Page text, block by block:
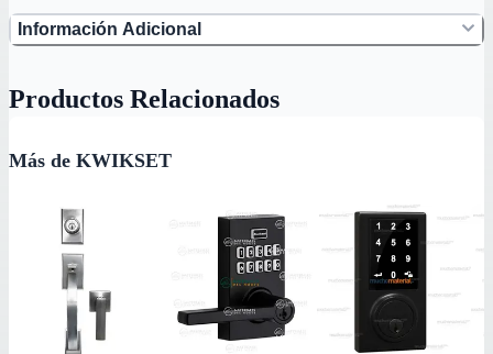
Información Adicional
Productos Relacionados
Más de KWIKSET